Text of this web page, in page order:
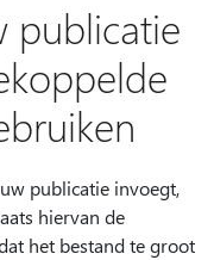
publicatie
publicatie invoegt,
hiervan de
het bestand te groot